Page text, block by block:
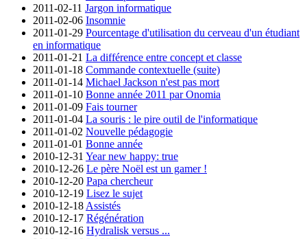
2011-02-11 Jargon informatique
2011-02-06 Insomnie
2011-01-29 Pourcentage d'utilisation du cerveau d'un étudiant
en informatique
2011-01-21 La différence entre concept et classe
2011-01-18 Commande contextuelle (suite)
2011-01-14 Michael Jackson n'est pas mort
2011-01-10 Bonne année 2011 par Onomia
2011-01-09 Fais tourner
2011-01-04 La souris : le pire outil de l'informatique
2011-01-02 Nouvelle pédagogie
2011-01-01 Bonne année
2010-12-31 Year new happy: true
2010-12-26 Le père Noël est un gamer !
2010-12-20 Papa chercheur
2010-12-19 Lisez le sujet
2010-12-18 Assistés
2010-12-17 Régénération
2010-12-16 Hydralisk versus ...